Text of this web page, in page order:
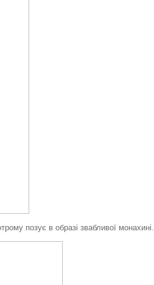
позує в образі звабливої монахині.